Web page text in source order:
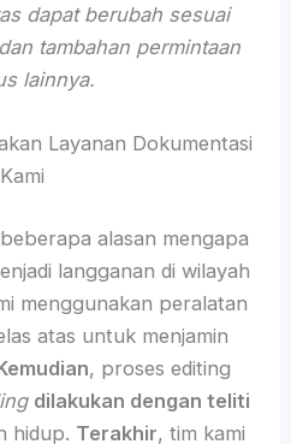
dapat berubah sesuai
tambahan permintaan
lainnya.
Layanan Dokumentasi
Kami
alasan mengapa
langganan di wilayah
menggunakan peralatan
atas untuk menjamin
, proses editing
dilakukan dengan teliti
hidup. Terakhir, tim kami